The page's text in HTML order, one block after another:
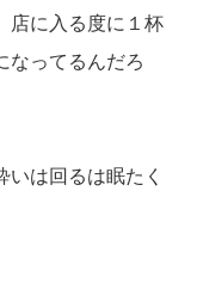
店に入る度に１杯
なってるんだろ
いは回るは眠たく